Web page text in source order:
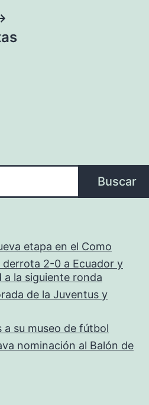
Buscar
etapa en el Como
2-0 a Ecuador y
la siguiente ronda
de la Juventus y
su museo de fútbol
nominación al Balón de